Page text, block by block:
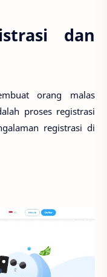
dan
orang malas
proses registrasi
registrasi di